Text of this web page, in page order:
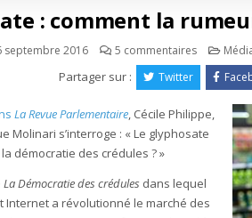
: comment la
septembre 2016 5 commentairessur
comment
la
rumeur
gagne
l’opinion
Partager sur : Twitter
La Revue Parlementaire, Cécile Philippe,
Molinari s’interroge : « Le glyphosate
démocratie des crédules ? »
La Démocratie des crédules dans lequel
Internet a révolutionné le marché des